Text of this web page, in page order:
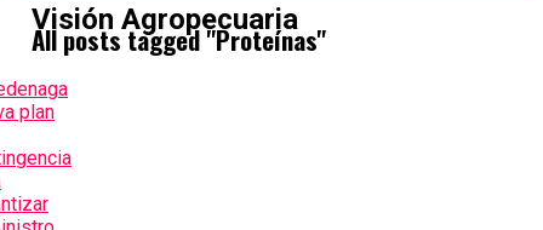
Visión Agropecuaria
All posts tagged "Proteínas"